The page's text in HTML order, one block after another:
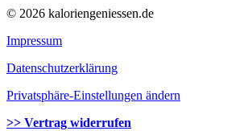
© 2026 kaloriengeniessen.de
Impressum
Datenschutzerklärung
Privatsphäre-Einstellungen ändern
>> Vertrag widerrufen